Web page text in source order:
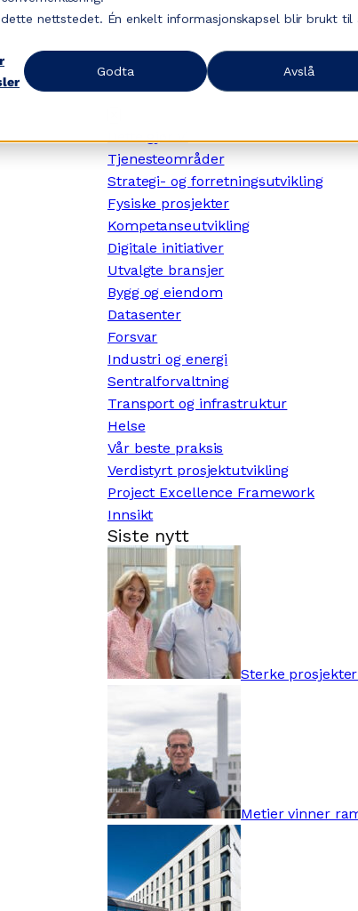
nettstedet. Én enkelt informasjonskapsel blir brukt til
Godta Avslå
Dette gjør vi
Tjenesteområder
Strategi- og forretningsutvikling
Fysiske prosjekter
Kompetanseutvikling
Digitale initiativer
Utvalgte bransjer
Bygg og eiendom
Datasenter
Forsvar
Industri og energi
Sentralforvaltning
Transport og infrastruktur
Helse
Vår beste praksis
Verdistyrt prosjektutvikling
Project Excellence Framework
Innsikt
Siste nytt
Sterke
Metier vinner